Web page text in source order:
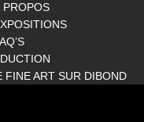
PROPOS
FINE ART SUR DIBOND